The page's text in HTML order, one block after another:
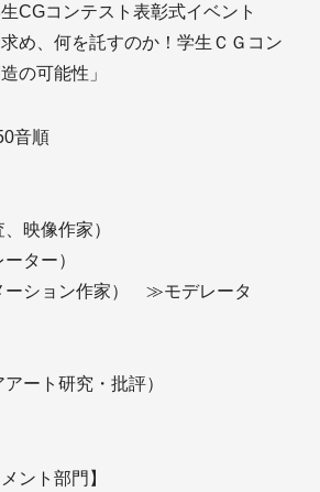
CGコンテスト表彰式イベント
求め、何を託すのか！学生ＣＧコン
の可能性」
音順
映像作家）
ーター）
ーション作家） ≫モデレータ
ート研究・批評）
ント部門】